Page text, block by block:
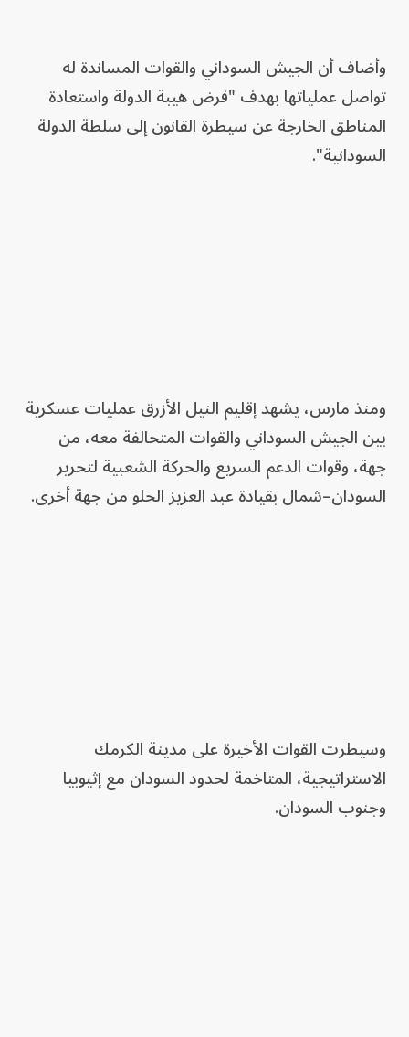
وأضاف أن الجيش السوداني والقوات المساندة له
تواصل عملياتها بهدف "فرض هيبة الدولة واستعادة
المناطق الخارجة عن سيطرة القانون إلى سلطة الدولة
السودانية".
ومنذ مارس، يشهد إقليم النيل الأزرق عمليات عسكرية
بين الجيش السوداني والقوات المتحالفة معه، من
جهة، وقوات الدعم السريع والحركة الشعبية لتحرير
السودان–شمال بقيادة عبد العزيز الحلو من جهة أخرى.
وسيطرت القوات الأخيرة على مدينة الكرمك
الاستراتيجية، المتاخمة لحدود السودان مع إثيوبيا
وجنوب السودان.